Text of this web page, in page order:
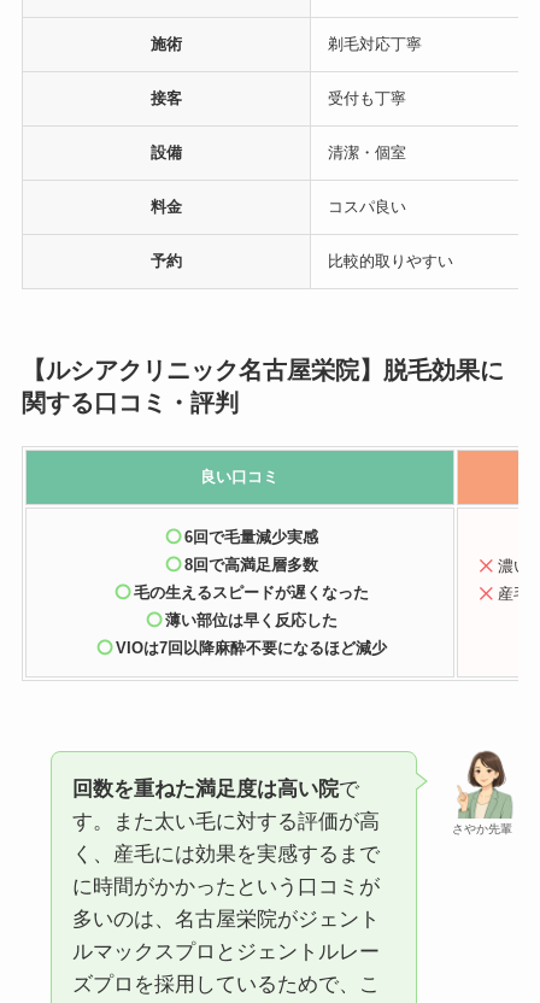
施術 剃毛対応丁寧
接客 受付も丁寧
設備 清潔・個室
料金 コスパ良い
予約 比較的取りやすい
【ルシアクリニック名古屋栄院】脱毛効果に
関する口コミ・評判
良い口コミ
6回で毛量減少実感
8回で高満足層多数
毛の生えるスピードが遅くなった
薄い部位は早く反応した
VIOは7回以降麻酔不要になるほど減少
濃い
産毛
さやか先輩
回数を重ねた満足度は高い院で
す。また太い毛に対する評価が高
く、産毛には効果を実感するまで
に時間がかかったという口コミが
多いのは、名古屋栄院がジェント
ルマックスプロとジェントルレー
ズプロを採用しているためで、こ